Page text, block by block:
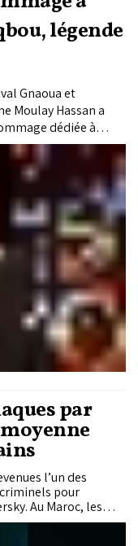
légende
Gnaoua et
Moulay Hassan a
dédiée à
après sa disparition.
depuis sa création,
un film retraçant
et de ses
par
l’un des
pour
Au Maroc, les
tandis que près
1.350 dollars.